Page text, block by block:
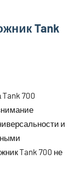
Tank
700
и
Tank 700 не